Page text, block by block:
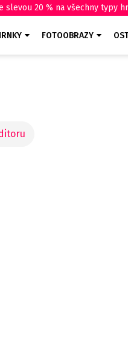
slevou 20 % na všechny typy
FOTOOBRAZY